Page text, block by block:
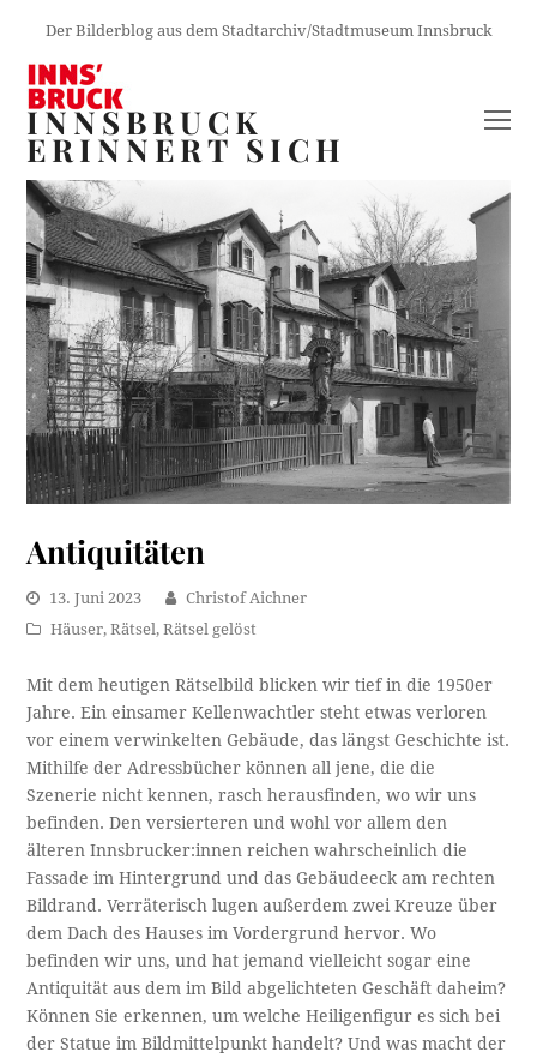
Der Bilderblog aus dem Stadtarchiv/Stadtmuseum Innsbruck
INNSBRUCK
ERINNERT SICH
Antiquitäten
13. Juni 2023
Christof Aichner
Häuser,Rätsel,Rätsel gelöst
Mit dem heutigen Rätselbild blicken wir tief in die 1950er
Jahre. Ein einsamer Kellenwachtler steht etwas verloren
vor einem verwinkelten Gebäude, das längst Geschichte ist.
Mithilfe der Adressbücher können all jene, die die
Szenerie nicht kennen, rasch herausfinden, wo wir uns
befinden. Den versierteren und wohl vor allem den
älteren Innsbrucker:innen reichen wahrscheinlich die
Fassade im Hintergrund und das Gebäudeeck am rechten
Bildrand. Verräterisch lugen außerdem zwei Kreuze über
dem Dach des Hauses im Vordergrund hervor. Wo
befinden wir uns, und hat jemand vielleicht sogar eine
Antiquität aus dem im Bild abgelichteten Geschäft daheim?
Können Sie erkennen, um welche Heiligenfigur es sich bei
der Statue im Bildmittelpunkt handelt? Und was macht der